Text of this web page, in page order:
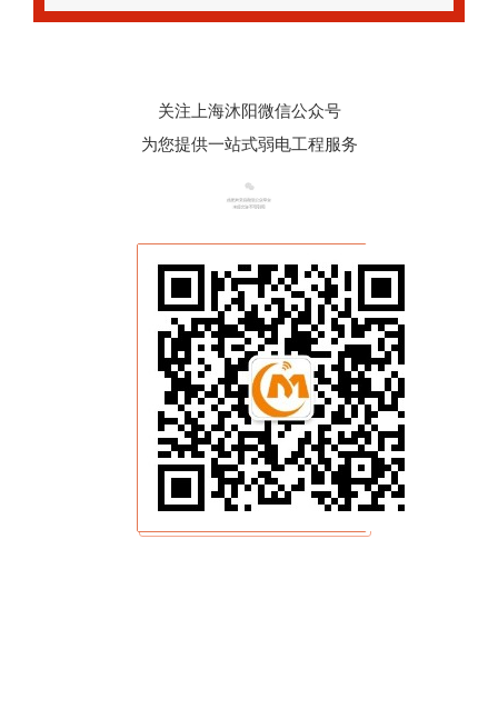
关注上海沐阳微信公众号
为您提供一站式弱电工程服务